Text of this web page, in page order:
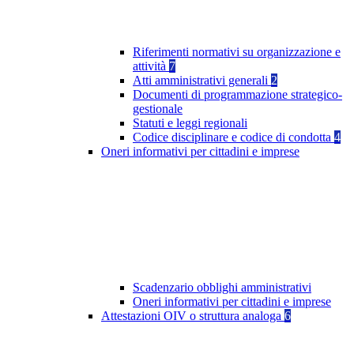
Riferimenti normativi su organizzazione e
attività 7
Atti amministrativi generali 2
Documenti di programmazione strategico-
gestionale
Statuti e leggi regionali
Codice disciplinare e codice di condotta 4
Oneri informativi per cittadini e imprese
Scadenzario obblighi amministrativi
Oneri informativi per cittadini e imprese
Attestazioni OIV o struttura analoga 6